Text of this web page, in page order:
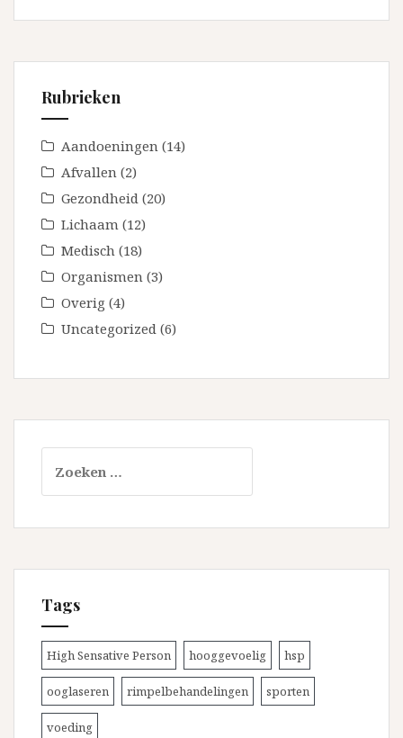
Rubrieken
Aandoeningen (14)
Afvallen (2)
Gezondheid (20)
Lichaam (12)
Medisch (18)
Organismen (3)
Overig (4)
Uncategorized (6)
naar:
Tags
High Sensative Person hooggevoelig hsp
ooglaseren rimpelbehandelingen sporten
voeding